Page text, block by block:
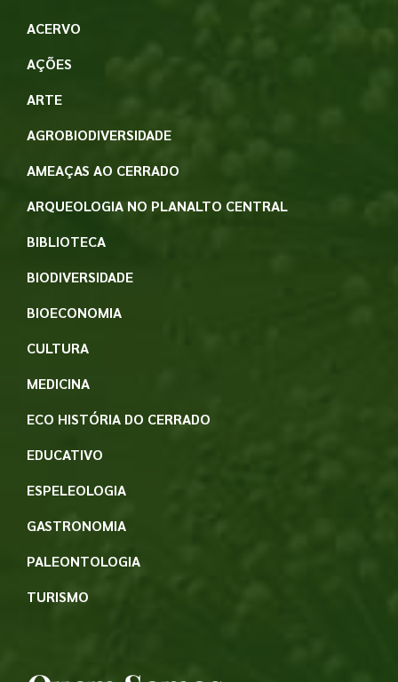
ACERVO
AÇÕES
ARTE
AGROBIODIVERSIDADE
AMEAÇAS AO CERRADO
ARQUEOLOGIA NO PLANALTO CENTRAL
BIBLIOTECA
BIODIVERSIDADE
BIOECONOMIA
CULTURA
MEDICINA
ECO HISTÓRIA DO CERRADO
EDUCATIVO
ESPELEOLOGIA
GASTRONOMIA
PALEONTOLOGIA
TURISMO